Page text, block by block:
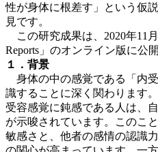
性が身体に根差す」という仮
見です。
この研究成果は、2020年11
Reports」のオンライン版に公
１．背景
身体の中の感覚である「内
識することに深く関わります
受容感覚に鈍感である人は、
が示唆されています。このこ
敏感さと、他者の感情の認識